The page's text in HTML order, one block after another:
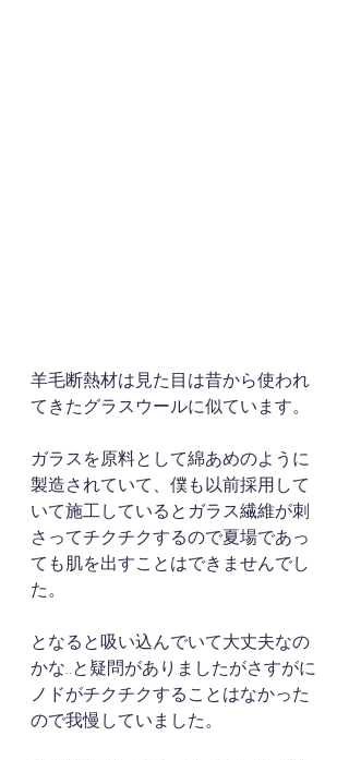
羊毛断熱材は見た目は昔から使われ
てきたグラスウールに似ています。
ガラスを原料として綿あめのように
製造されていて、僕も以前採用して
いて施工しているとガラス繊維が刺
さってチクチクするので夏場であっ
ても肌を出すことはできませんでし
た。
となると吸い込んでいて大丈夫なの
かな..と疑問がありましたがさすがに
ノドがチクチクすることはなかった
ので我慢していました。